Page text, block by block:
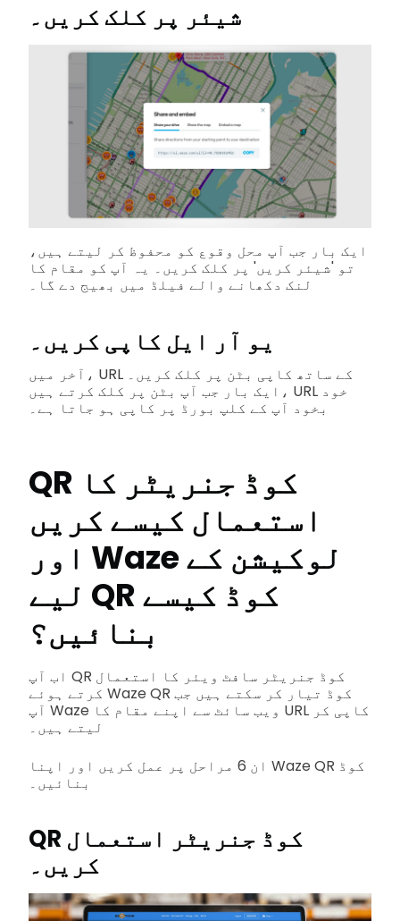
شیئر پر کلک کریں۔
ایک بار جب آپ محل وقوع کو محفوظ کر لیتے ہیں،
تو 'شیئر کریں' پر کلک کریں۔ یہ آپ کو مقام کا
لنک دکھانے والے فیلڈ میں بھیج دے گا۔
یو آر ایل کاپی کریں۔
آخر میں، URL کے ساتھ کاپی بٹن پر کلک کریں۔
ایک بار جب آپ بٹن پر کلک کرتے ہیں، URL خود
بخود آپ کے کلپ بورڈ پر کاپی ہو جاتا ہے۔
QR کوڈ جنریٹر کا
استعمال کیسے کریں
اور Waze لوکیشن کے
لیے QR کوڈ کیسے
بنائیں؟
اب آپ QR کوڈ جنریٹر سافٹ ویئر کا استعمال
کرتے ہوئے Waze QR کوڈ تیار کر سکتے ہیں جب
آپ Waze ویب سائٹ سے اپنے مقام کا URL کاپی کر
لیتے ہیں۔
ان 6 مراحل پر عمل کریں اور اپنا Waze QR کوڈ
بنائیں۔
QR کوڈ جنریٹر استعمال
کریں۔